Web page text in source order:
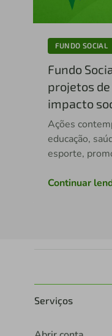
FUNDO SOCIAL
Fundo
projetos
impacto
Ações
educação,
esporte,
Continuar
Serviços